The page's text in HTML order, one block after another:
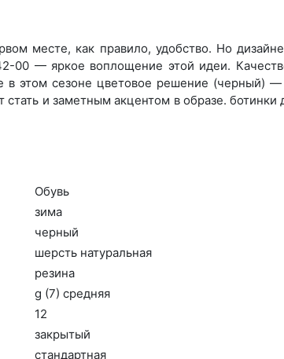
месте, как правило, удобство. Но
00 — яркое воплощение этой идеи.
в этом сезоне цветовое решение
и заметным акцентом в образе.
Обувь
зи­ма
чер­ный
шерсть на­тураль­ная
ре­зина
g (7) сред­няя
12
зак­ры­тый
стан­дарт­ная